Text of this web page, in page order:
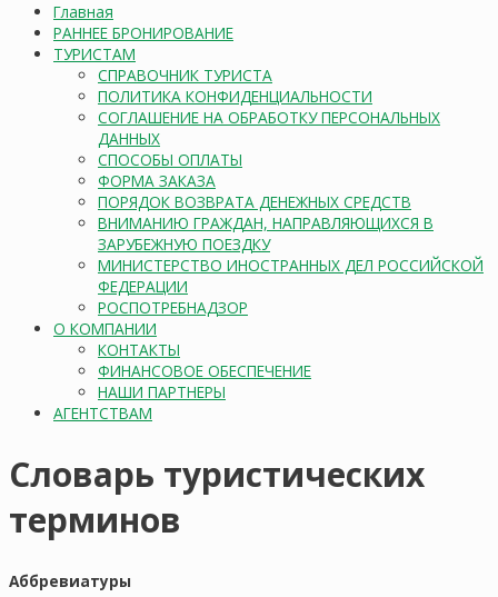
Главная
РАННЕЕ БРОНИРОВАНИЕ
ТУРИСТАМ
СПРАВОЧНИК ТУРИСТА
ПОЛИТИКА КОНФИДЕНЦИАЛЬНОСТИ
СОГЛАШЕНИЕ НА ОБРАБОТКУ ПЕРСОНАЛЬНЫХ
ДАННЫХ
СПОСОБЫ ОПЛАТЫ
ФОРМА ЗАКАЗА
ПОРЯДОК ВОЗВРАТА ДЕНЕЖНЫХ СРЕДСТВ
ВНИМАНИЮ ГРАЖДАН, НАПРАВЛЯЮЩИХСЯ В
ЗАРУБЕЖНУЮ ПОЕЗДКУ
МИНИСТЕРСТВО ИНОСТРАННЫХ ДЕЛ РОССИЙСКОЙ
ФЕДЕРАЦИИ
РОСПОТРЕБНАДЗОР
О КОМПАНИИ
КОНТАКТЫ
ФИНАНСОВОЕ ОБЕСПЕЧЕНИЕ
НАШИ ПАРТНЕРЫ
АГЕНТСТВАМ
Словарь туристических
терминов
Аббревиатуры